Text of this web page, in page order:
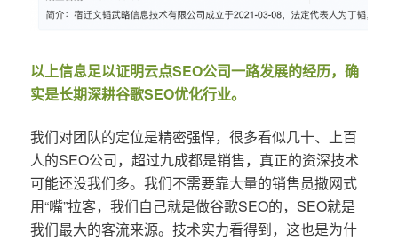
以上信息足以证明云点SEO公司一路发展的经历，确
实是长期深耕谷歌SEO优化行业。
我们对团队的定位是精密强悍，很多看似几十、上百
人的SEO公司，超过九成都是销售，真正的资深技术
可能还没我们多。我们不需要靠大量的销售员撒网式
用“嘴”拉客，我们自己就是做谷歌SEO的，SEO就是
我们最大的客流来源。技术实力看得到，这也是为什